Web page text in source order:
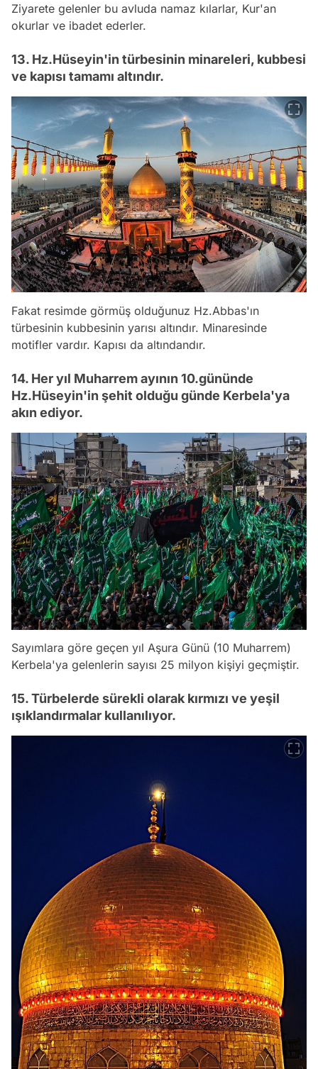
Ziyarete gelenler bu avluda namaz kılarlar, Kur'an
okurlar ve ibadet ederler.
13. Hz.Hüseyin'in türbesinin minareleri, kubbesi
ve kapısı tamamı altındır.
Fakat resimde görmüş olduğunuz Hz.Abbas'ın
türbesinin kubbesinin yarısı altındır. Minaresinde
motifler vardır. Kapısı da altındandır.
14. Her yıl Muharrem ayının 10.gününde
Hz.Hüseyin'in şehit olduğu günde Kerbela'ya
akın ediyor.
Sayımlara göre geçen yıl Aşura Günü (10 Muharrem)
Kerbela'ya gelenlerin sayısı 25 milyon kişiyi geçmiştir.
15. Türbelerde sürekli olarak kırmızı ve yeşil
ışıklandırmalar kullanılıyor.